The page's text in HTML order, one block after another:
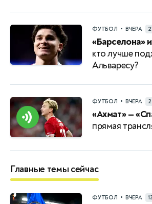
ФУТБОЛ • ВЧЕРА
«Барселона»
кто лучше
Альваресу?
ФУТБОЛ • ВЧЕРА
«Ахмат» —
прямая
Главные темы сейчас
ФУТБОЛ • ВЧЕРА